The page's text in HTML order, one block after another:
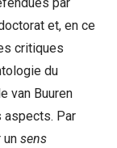
et, en ce
critiques
du
van Buuren
Par
un sens